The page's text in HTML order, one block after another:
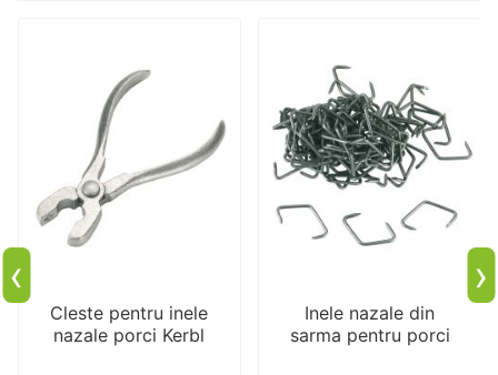
Cleste pentru inele
nazale porci Kerbl
Inele nazale din
sarma pentru porci
‹ ›